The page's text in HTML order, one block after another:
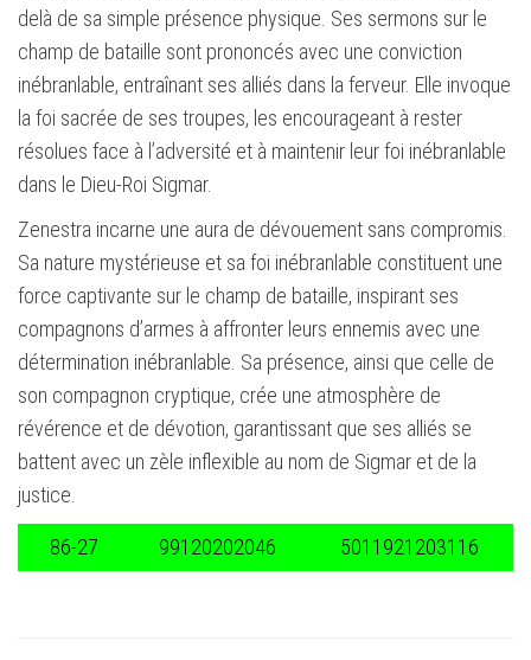
delà de sa simple présence physique. Ses sermons sur le
champ de bataille sont prononcés avec une conviction
inébranlable, entraînant ses alliés dans la ferveur. Elle invoque
la foi sacrée de ses troupes, les encourageant à rester
résolues face à l’adversité et à maintenir leur foi inébranlable
dans le Dieu-Roi Sigmar.
Zenestra incarne une aura de dévouement sans compromis.
Sa nature mystérieuse et sa foi inébranlable constituent une
force captivante sur le champ de bataille, inspirant ses
compagnons d’armes à affronter leurs ennemis avec une
détermination inébranlable. Sa présence, ainsi que celle de
son compagnon cryptique, crée une atmosphère de
révérence et de dévotion, garantissant que ses alliés se
battent avec un zèle inflexible au nom de Sigmar et de la
justice.
86-27 99120202046 5011921203116